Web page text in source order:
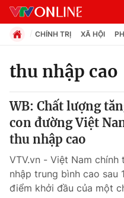
Chuyên mục
Chính trị
Pháp luật
CHÍNH TRỊ XÃ HỘI
thu nhập cao
WB: Chất lượng
con đường Việt
thu nhập cao
VTV.vn - Việt Nam
nhập trung bình cao sau
điểm khởi đầu của một